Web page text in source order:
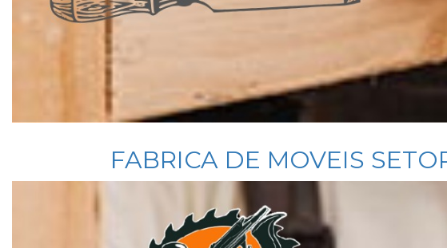
FABRICA DE MOVEIS